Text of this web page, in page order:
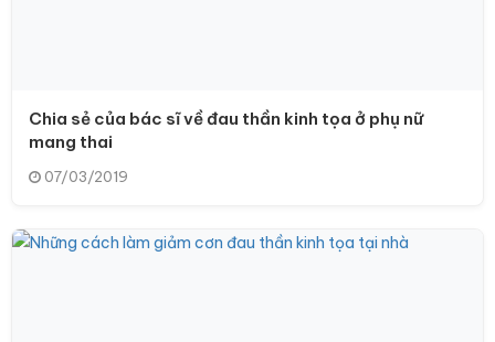
Chia sẻ của bác sĩ về đau thần kinh tọa ở phụ nữ
mang thai
07/03/2019